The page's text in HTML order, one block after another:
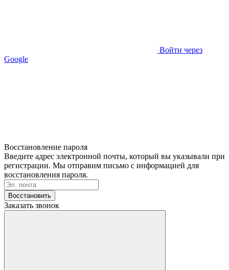
Войти через
Google
Восстановление пароля
Введите адрес электронной почты, который вы указывали при
регистрации. Мы отправим письмо с информацией для
восстановления пароля.
Восстановить
Заказать звонок